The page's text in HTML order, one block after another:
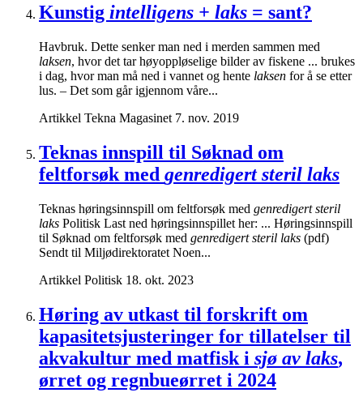
Kunstig intelligens + laks = sant?
Havbruk. Dette senker man ned i merden sammen med
laksen, hvor det tar høyoppløselige bilder av fiskene ... brukes
i dag, hvor man må ned i vannet og hente laksen for å se etter
lus. – Det som går igjennom våre...
Artikkel Tekna Magasinet 7. nov. 2019
Teknas innspill til Søknad om
feltforsøk med genredigert steril laks
Teknas høringsinnspill om feltforsøk med genredigert steril
laks Politisk Last ned høringsinnspillet her: ... Høringsinnspill
til Søknad om feltforsøk med genredigert steril laks (pdf)
Sendt til Miljødirektoratet Noen...
Artikkel Politisk 18. okt. 2023
Høring av utkast til forskrift om
kapasitetsjusteringer for tillatelser til
akvakultur med matfisk i sjø av laks,
ørret og regnbueørret i 2024